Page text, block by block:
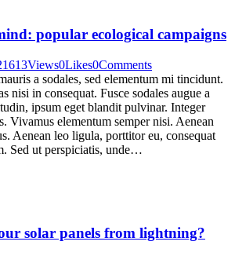
popular ecological campaigns
613Views0Likes0Comments
a sodales, sed elementum mi tincidunt.
nisi in consequat. Fusce sodales augue a
ipsum eget blandit pulvinar. Integer
Vivamus elementum semper nisi. Aenean
Aenean leo ligula, porttitor eu, consequat
Sed ut perspiciatis, unde…
solar panels from lightning?